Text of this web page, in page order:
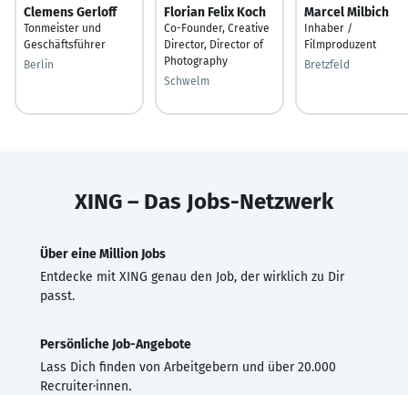
Clemens Gerloff
Tonmeister und
Geschäftsführer
Berlin
Florian Felix Koch
Co-Founder, Creative
Director, Director of
Photography
Schwelm
Marcel Milbich
Inhaber /
Filmproduzent
Bretzfeld
XING – Das Jobs-Netzwerk
Über eine Million Jobs
Entdecke mit XING genau den Job, der wirklich zu Dir
passt.
Persönliche Job-Angebote
Lass Dich finden von Arbeitgebern und über 20.000
Recruiter·innen.